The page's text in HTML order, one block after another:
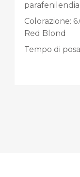
Colorazione:
Red Blond
Tempo di